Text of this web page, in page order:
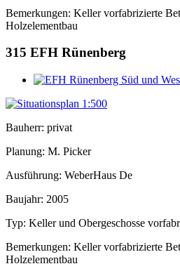
Bemerkungen: Keller vorfabrizierte
Holzelementbau
315 EFH Rünenberg
Bauherr: privat
Planung: M. Picker
Ausführung: WeberHaus De
Baujahr: 2005
Typ: Keller und Obergeschosse
Bemerkungen: Keller vorfabrizierte
Holzelementbau